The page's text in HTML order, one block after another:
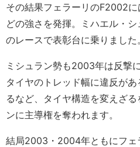
その結果フェラーリのF2002
どの強さを発揮。ミハエル・
のレースで表彰台に乗りました。
ミシュラン勢も2003年は反撃
タイヤのトレッド幅に違反が
るなど、タイヤ構造を変えざ
ンに主導権を奪われます。
結局2003・2004年ともにフェ